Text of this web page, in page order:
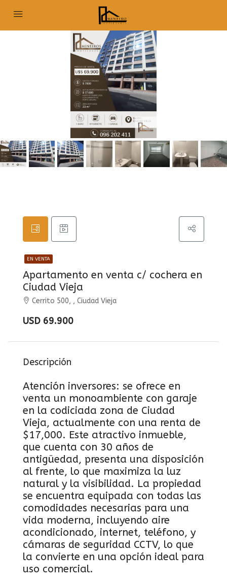
EN VENTA
Apartamento en venta c/ cochera en
Ciudad Vieja
Cerrito 500, , Ciudad Vieja
USD 69.900
Descripción
Atención inversores: se ofrece en
venta un monoambiente con garaje
en la codiciada zona de Ciudad
Vieja, actualmente con una renta de
$17,000. Este atractivo inmueble,
que cuenta con 30 años de
antigüedad, presenta una disposición
al frente, lo que maximiza la luz
natural y la visibilidad. La propiedad
se encuentra equipada con todas las
comodidades necesarias para una
vida moderna, incluyendo aire
acondicionado, internet, teléfono, y
cámaras de seguridad CCTV, lo que
la convierte en una opción ideal para
uso comercial.